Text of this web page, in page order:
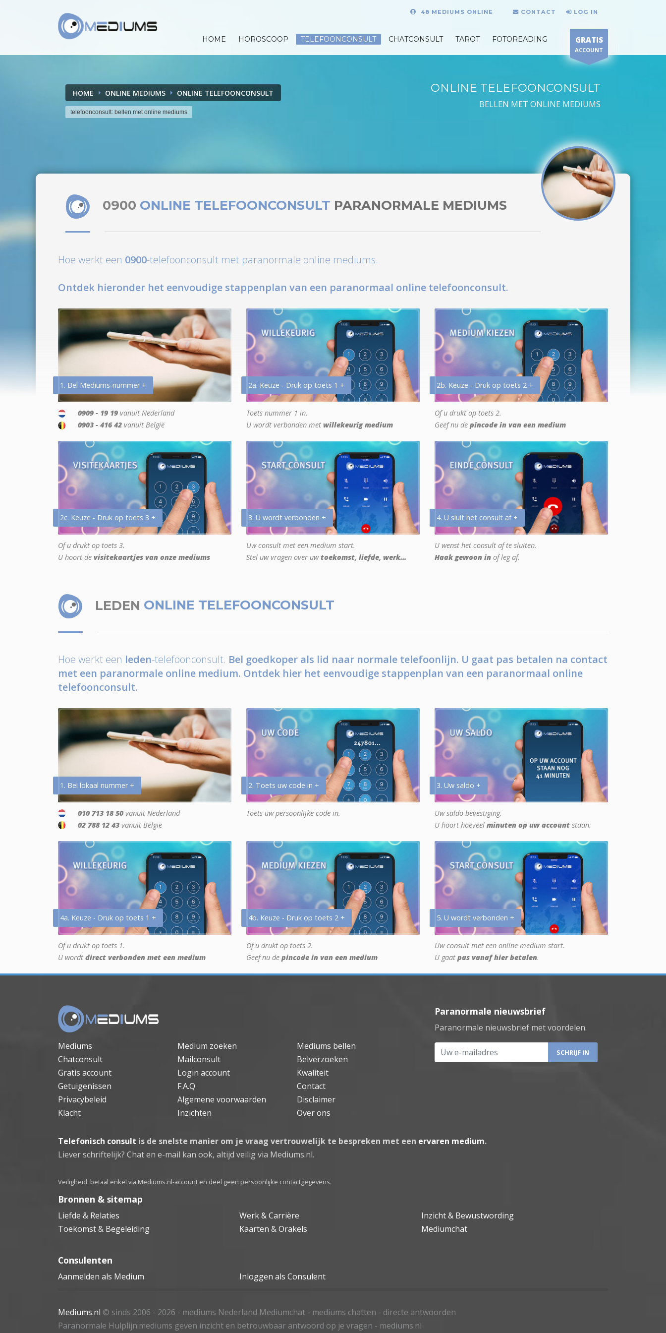
48 MEDIUMS ONLINE CONTACT LOG IN
HOME HOROSCOOP TELEFOONCONSULT CHATCONSULT TAROT FOTOREADING GRATIS
ACCOUNT
HOME ONLINE MEDIUMS ONLINE TELEFOONCONSULT
telefoonconsult: bellen met online mediums
ONLINE TELEFOONCONSULT
BELLEN MET ONLINE MEDIUMS
0900 ONLINE TELEFOONCONSULT PARANORMALE MEDIUMS
Hoe werkt een 0900-telefoonconsult met paranormale online mediums.
Ontdek hieronder het eenvoudige stappenplan van een paranormaal online telefoonconsult.
1. Bel Mediums-nummer +
0909 - 19 19 vanuit Nederland
0903 - 416 42 vanuit België
2a. Keuze - Druk op toets 1 +
Toets nummer 1 in.
U wordt verbonden met willekeurig medium
2b. Keuze - Druk op toets 2 +
Of u drukt op toets 2.
Geef nu de pincode in van een medium
2c. Keuze - Druk op toets 3 +
Of u drukt op toets 3.
U hoort de visitekaartjes van onze mediums
3. U wordt verbonden +
Uw consult met een medium start.
Stel uw vragen over uwtoekomst, liefde, werk...
4. U sluit het consult af +
U wenst het consult af te sluiten.
Haak gewoon in of leg af.
LEDEN ONLINE TELEFOONCONSULT
Hoe werkt een leden-telefoonconsult. Bel goedkoper als lid naar normale telefoonlijn. U gaat pas betalen na contact
met een paranormale online medium. Ontdek hier het eenvoudige stappenplan van een paranormaal online
telefoonconsult.
1. Bel lokaal nummer +
010 713 18 50 vanuit Nederland
02 788 12 43 vanuit België
2. Toets uw code in +
Toets uw persoonlijke code in.
3. Uw saldo +
Uw saldo bevestiging.
U hoort hoeveel minuten op uw account staan.
4a. Keuze - Druk op toets 1 +
Of u drukt op toets 1.
U wordt direct verbonden met een medium
4b. Keuze - Druk op toets 2 +
Of u drukt op toets 2.
Geef nu de pincode in van een medium
5. U wordt verbonden +
Uw consult met een online medium start.
U gaat pas vanaf hier betalen.
Mediums Medium zoeken
Mediums bellen
Chatconsult
Mailconsult
Belverzoeken
Gratis account
Login account
Kwaliteit
Getuigenissen
F.A.Q
Contact
Privacybeleid
Algemene voorwaarden
Disclaimer
Klacht
Inzichten Over ons
Paranormale nieuwsbrief
Paranormale nieuwsbrief met voordelen.
Uw e-mailadres
Telefonisch consult is de snelste manier om je vraag vertrouwelijk te bespreken met een ervaren medium.
Liever schriftelijk? Chat en e-mail kan ook, altijd veilig via Mediums.nl.
Veiligheid: betaal enkel via Mediums.nl-account en deel geen persoonlijke contactgegevens.
Bronnen & sitemap
Liefde & Relaties Werk & Carrière
Inzicht & Bewustwording
Toekomst & Begeleiding
Kaarten & Orakels Mediumchat
Consulenten
Aanmelden als Medium Inloggen als Consulent
Mediums.nl © sinds 2006 - 2026 - mediums Nederland Mediumchat - mediums chatten - directe antwoorden
Paranormale Hulplijn:mediums geven inzicht en betrouwbaar antwoord op je vragen - mediums.nl